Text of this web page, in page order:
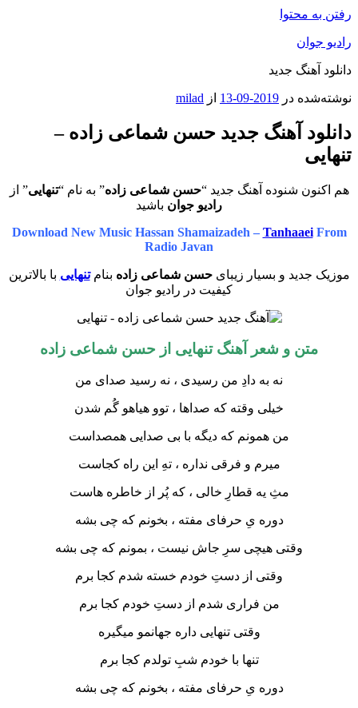
رفتن به محتوا
رادیو جوان
دانلود آهنگ جدید
نوشته‌شده در 2019-09-13 از milad
دانلود آهنگ جدید حسن شماعی زاده –
تنهایی
هم اکنون شنوده آهنگ جدید “حسن شماعی زاده” به نام “تنهایی” از
رادیو جوان باشید
Download New Music Hassan Shamaizadeh – TanhaaeiFrom
Radio Javan
موزیک جدید و بسیار زیبایحسن شماعی زاده بنامتنهایی با بالاترین
کیفیت در رادیو جوان
متن و شعر آهنگتنهایی از حسن شماعی زاده
نه به دادِ من رسیدی ، نه رسید صدای من
خیلی وقته که صداها ، توو هیاهو گُم شدن
من همونم که دیگه با بی صدایی همصداست
میرم و فرقی نداره ، تهِ این راه کجاست
مثِ یه قطارِ خالی ، که پُر از خاطره هاست
دوره یِ حرفای مفته ، بخونم که چی بشه
وقتی هیچی سرِ جاش نیست ، بمونم که چی بشه
وقتی از دستِ خودم خسته شدم کجا برم
من فراری شدم از دستِ خودم کجا برم
وقتی تنهایی داره جهانمو میگیره
تنها با خودم شبِ تولدم کجا برم
دوره یِ حرفای مفته ، بخونم که چی بشه